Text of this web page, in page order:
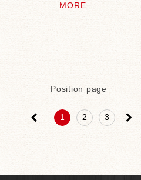
2025.01.15-02.16期間限定
MORE
Position page
＜ 1 2 3